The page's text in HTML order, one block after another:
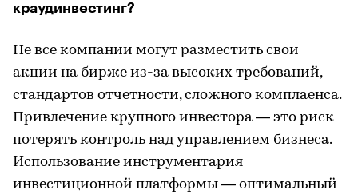
краудинвестинг?
Не все компании могут разместить свои
акции на бирже из-за высоких требований,
стандартов отчетности, сложного комплаенса.
Привлечение крупного инвестора — это риск
потерять контроль над управлением бизнеса.
Использование инструментария
инвестиционной платформы — оптимальный